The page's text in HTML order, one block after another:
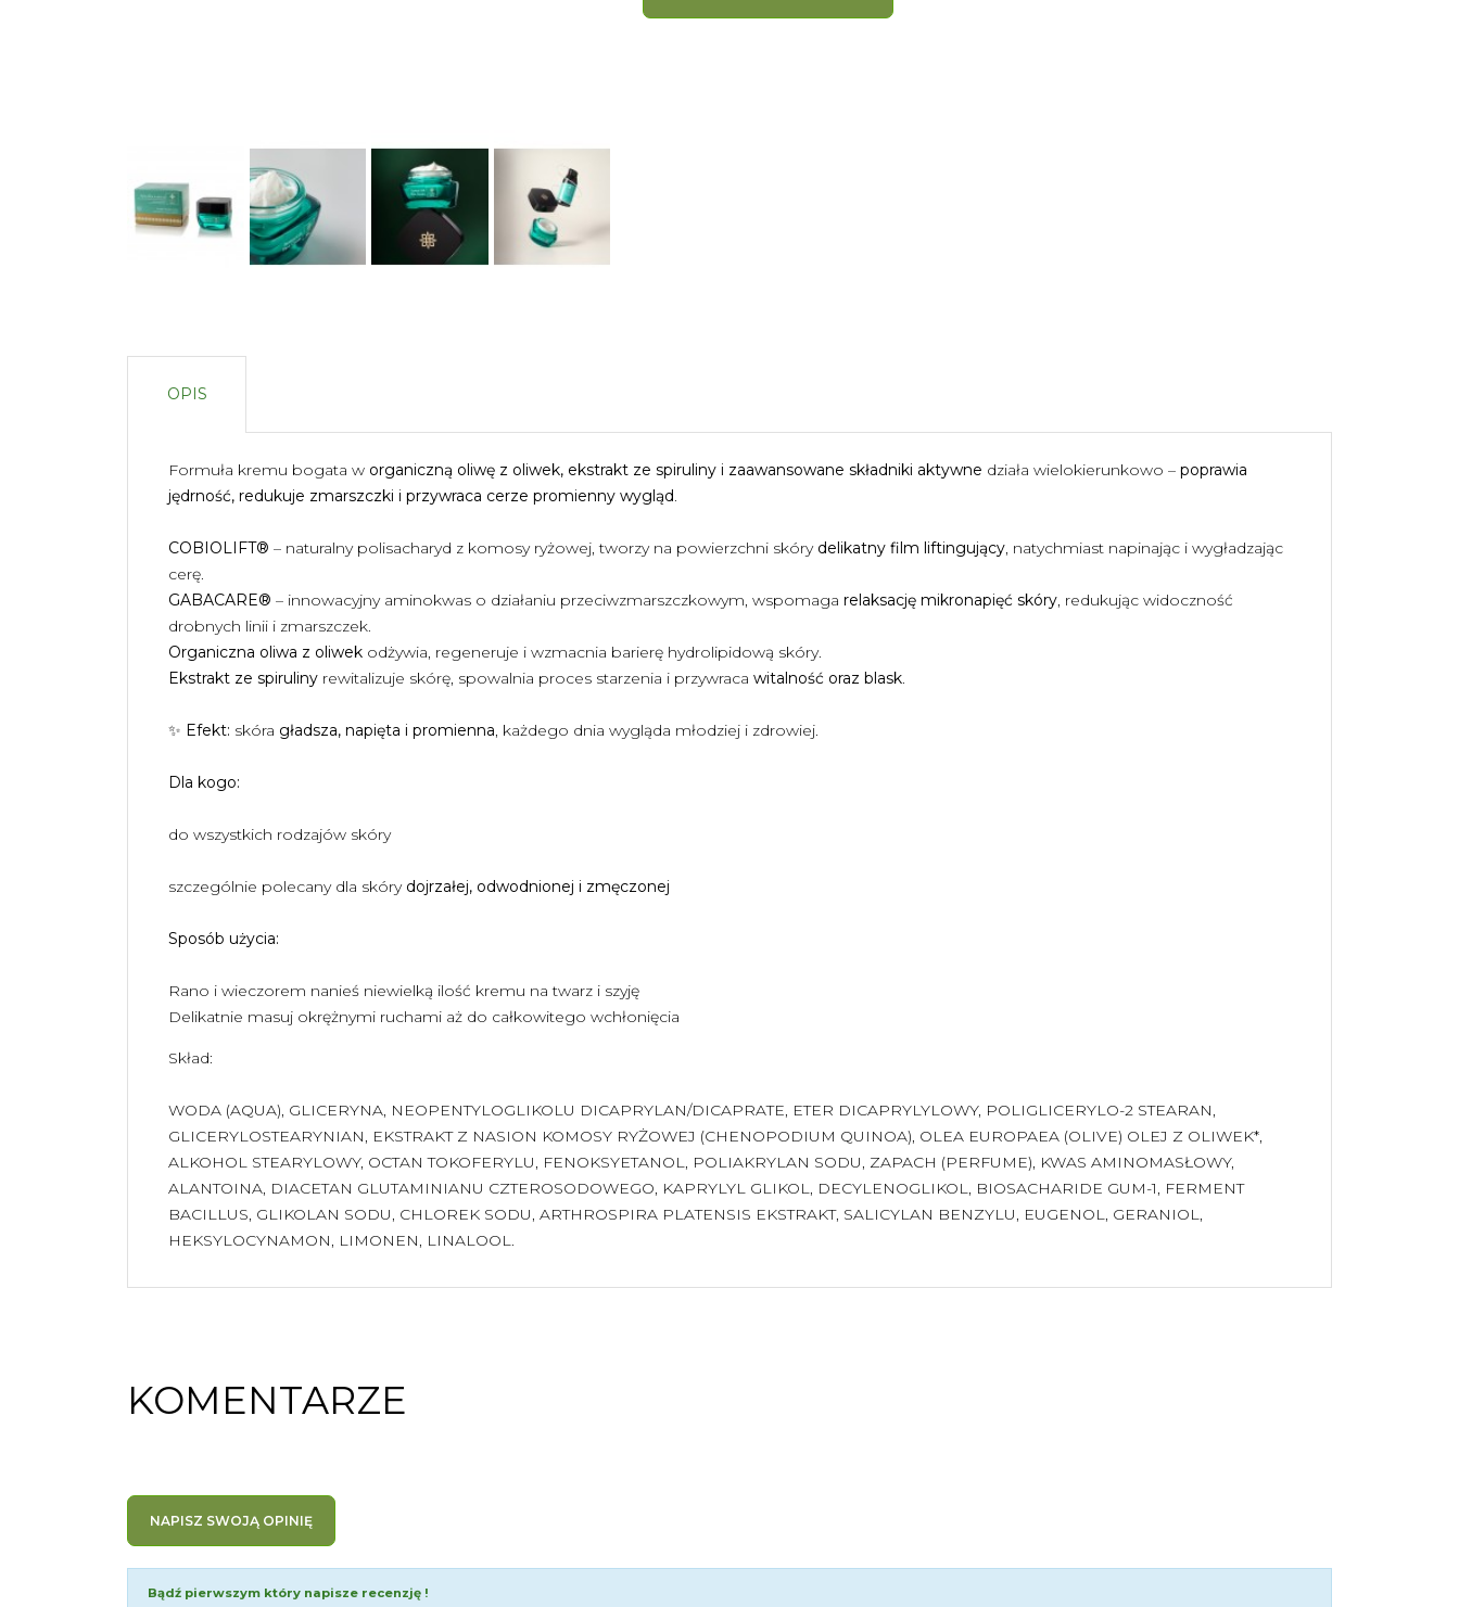
OPIS
Formuła kremu bogata w organiczną oliwę z oliwek, ekstrakt ze spiruliny i zaawansowane składniki aktywne działa wielokierunkowo – poprawia
jędrność, redukuje zmarszczki i przywraca cerze promienny wygląd.
COBIOLIFT® – naturalny polisacharyd z komosy ryżowej, tworzy na powierzchni skóry delikatny film liftingujący, natychmiast napinając i wygładzając
cerę.
GABACARE® – innowacyjny aminokwas o działaniu przeciwzmarszczkowym, wspomaga relaksację mikronapięć skóry, redukując widoczność
drobnych linii i zmarszczek.
Organiczna oliwa z oliwek odżywia, regeneruje i wzmacnia barierę hydrolipidową skóry.
Ekstrakt ze spiruliny rewitalizuje skórę, spowalnia proces starzenia i przywraca witalność oraz blask.
✨ Efekt: skóra gładsza, napięta i promienna, każdego dnia wygląda młodziej i zdrowiej.
Dla kogo:
do wszystkich rodzajów skóry
szczególnie polecany dla skóry dojrzałej, odwodnionej i zmęczonej
Sposób użycia:
Rano i wieczorem nanieś niewielką ilość kremu na twarz i szyję
Delikatnie masuj okrężnymi ruchami aż do całkowitego wchłonięcia
Skład:
WODA (AQUA), GLICERYNA, NEOPENTYLOGLIKOLU DICAPRYLAN/DICAPRATE, ETER DICAPRYLYLOWY, POLIGLICERYLO-2 STEARAN,
GLICERYLOSTEARYNIAN, EKSTRAKT Z NASION KOMOSY RYŻOWEJ (CHENOPODIUM QUINOA), OLEA EUROPAEA (OLIVE) OLEJ Z OLIWEK*,
ALKOHOL STEARYLOWY, OCTAN TOKOFERYLU, FENOKSYETANOL, POLIAKRYLAN SODU, ZAPACH (PERFUME), KWAS AMINOMASŁOWY,
ALANTOINA, DIACETAN GLUTAMINIANU CZTEROSODOWEGO, KAPRYLYL GLIKOL, DECYLENOGLIKOL, BIOSACHARIDE GUM-1, FERMENT
BACILLUS, GLIKOLAN SODU, CHLOREK SODU, ARTHROSPIRA PLATENSIS EKSTRAKT, SALICYLAN BENZYLU, EUGENOL, GERANIOL,
HEKSYLOCYNAMON, LIMONEN, LINALOOL.
KOMENTARZE
NAPISZ SWOJĄ OPINIĘ
Bądź pierwszym który napisze recenzję !